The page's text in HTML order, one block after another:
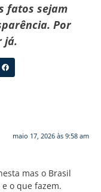
fatos sejam
Por
já.
maio 17, 2026 às 9:58 am
mas o Brasil
o que fazem.